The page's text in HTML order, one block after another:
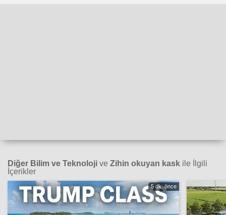
Diğer Bilim ve Teknoloji ve Zihin okuyan kask ile İlgili
İçerikler
5 dk. önce